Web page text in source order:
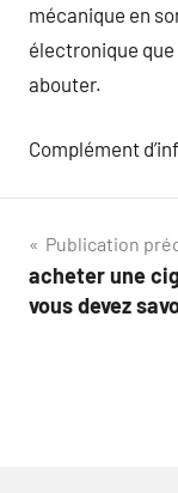
mécanique en
électronique
abouter.
Complément
de
Publication
acheter une
vous devez